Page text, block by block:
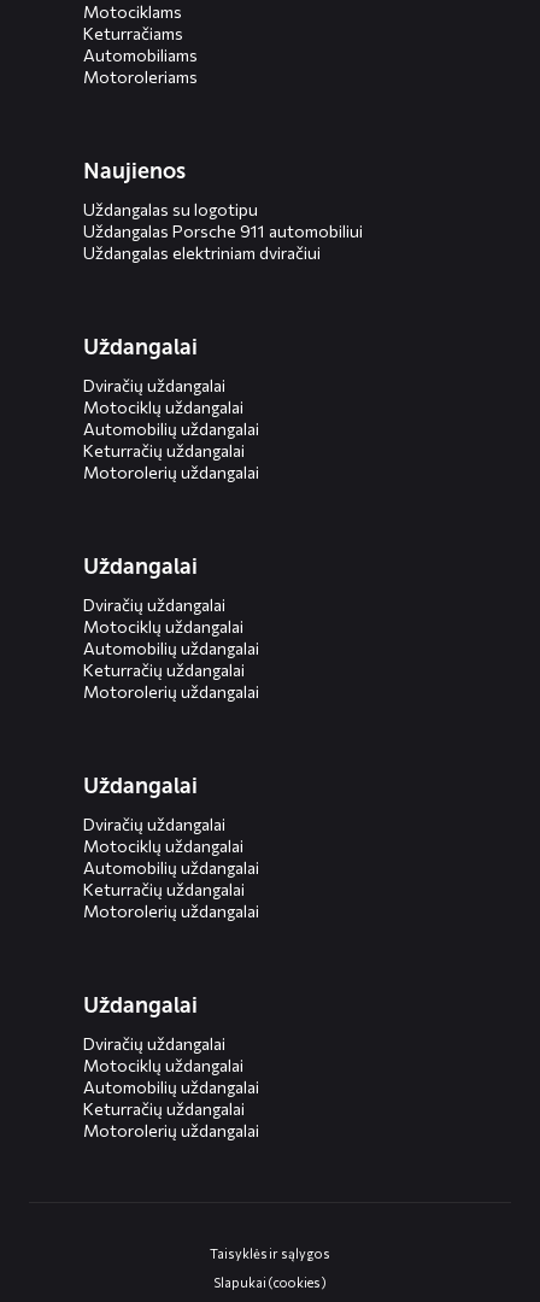
Motociklams
Keturračiams
Automobiliams
Motoroleriams
Naujienos
Uždangalas su logotipu
Uždangalas Porsche 911 automobiliui
Uždangalas elektriniam dviračiui
Uždangalai
Dviračių uždangalai
Motociklų uždangalai
Automobilių uždangalai
Keturračių uždangalai
Motorolerių uždangalai
Uždangalai
Dviračių uždangalai
Motociklų uždangalai
Automobilių uždangalai
Keturračių uždangalai
Motorolerių uždangalai
Uždangalai
Dviračių uždangalai
Motociklų uždangalai
Automobilių uždangalai
Keturračių uždangalai
Motorolerių uždangalai
Uždangalai
Dviračių uždangalai
Motociklų uždangalai
Automobilių uždangalai
Keturračių uždangalai
Motorolerių uždangalai
Taisyklės ir sąlygos
Slapukai (cookies)